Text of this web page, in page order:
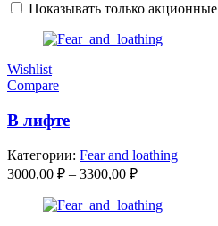
Показывать только
Wishlist
Compare
В лифте
Категории: Fear and loathing
3000,00 ₽ – 3300,00 ₽Диапазон
3000,00 ₽